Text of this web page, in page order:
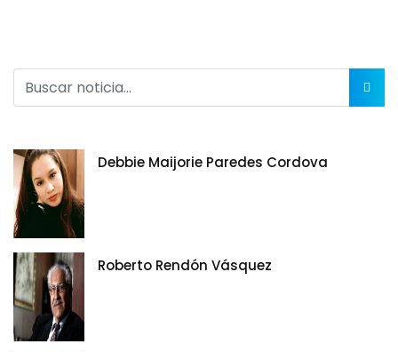
Debbie Maijorie Paredes Cordova
Roberto Rendón Vásquez